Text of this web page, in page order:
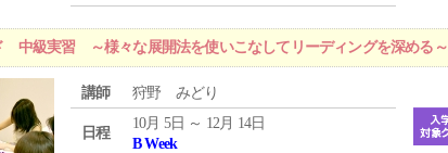
中級実習 ～様々な展開法を使いこなしてリーディングを深める～
講師 狩野 みどり
日程
10月 5日 ～ 12月 14日
B Week